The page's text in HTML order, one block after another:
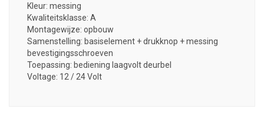
Kleur: messing
Kwaliteitsklasse: A
Montagewijze: opbouw
Samenstelling: basiselement + drukknop + messing
bevestigingsschroeven
Toepassing: bediening laagvolt deurbel
Voltage: 12 / 24 Volt